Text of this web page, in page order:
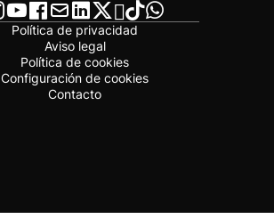
Política de privacidad
Aviso legal
Política de cookies
Configuración de cookies
Contacto